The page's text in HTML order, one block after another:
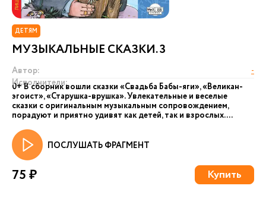
ДЕТЯМ
МУЗЫКАЛЬНЫЕ СКАЗКИ. 3
Автор:
-
Исполнители:
0+ В сборник вошли сказки «Свадьба Бабы-яги», «Великан-
эгоист», «Старушка-врушка». Увлекательные и веселые
сказки с оригинальным музыкальным сопровождением,
порадуют и приятно удивят как детей, так и взрослых. ...
ПОСЛУШАТЬ ФРАГМЕНТ
75 ₽ Купить